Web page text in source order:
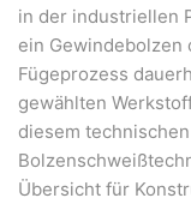
in der industriellen
ein Gewindebolzen
Fügeprozess
gewählten
diesem
Übersicht für